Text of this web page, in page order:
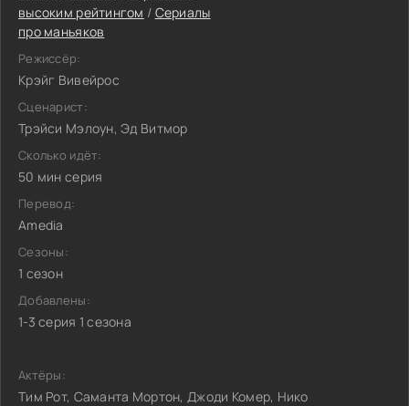
высоким рейтингом / Сериалы
про маньяков
Режиссёр:
Крэйг Вивейрос
Сценарист:
Трэйси Мэлоун, Эд Витмор
Сколько идёт:
50 мин серия
Перевод:
Amedia
Сезоны:
1 сезон
Добавлены:
1-3 серия 1 сезона
Актёры:
Тим Рот, Саманта Мортон, Джоди Комер, Нико